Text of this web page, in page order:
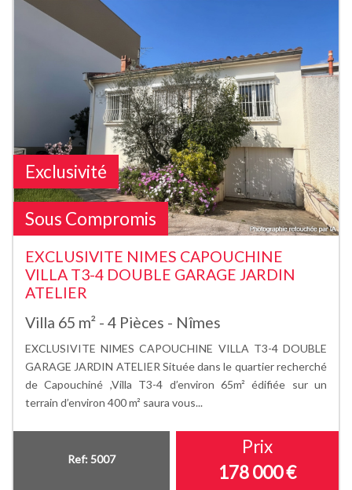
Sous Compromis
Exclusivité
EXCLUSIVITE NIMES CAPOUCHINE
VILLA T3-4 DOUBLE GARAGE JARDIN
ATELIER
Villa 65 m² - 4 Pièces - Nîmes
EXCLUSIVITE NIMES CAPOUCHINE VILLA T3-4 DOUBLE
GARAGE JARDIN ATELIER Située dans le quartier recherché
de Capouchiné ,Villa T3-4 d’environ 65m² édifiée sur un
terrain d’environ 400 m² saura vous...
Ref: 5007
Prix
178 000€